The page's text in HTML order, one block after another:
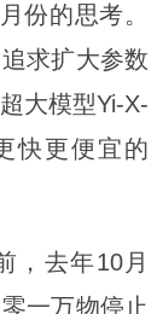
份的思考。
求扩大参数
大模型Yi-X-
快更便宜的
，去年10月
一万物停止